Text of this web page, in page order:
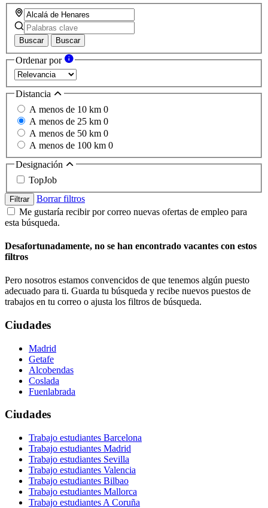
Buscar Buscar
Ordenar por
Distancia
A menos de 10 km 0
A menos de 25 km 0
A menos de 50 km 0
A menos de 100 km 0
Designación
TopJob
Filtrar
Borrar filtros
Me gustaría recibir por correo nuevas ofertas de empleo para
esta búsqueda.
Desafortunadamente, no se han encontrado vacantes con estos
filtros
Pero nosotros estamos convencidos de que tenemos algún puesto
adecuado para ti. Guarda tu búsqueda y recibe nuevos puestos de
trabajos en tu correo o ajusta los filtros de búsqueda.
Ciudades
Madrid
Getafe
Alcobendas
Coslada
Fuenlabrada
Ciudades
Trabajo estudiantes Barcelona
Trabajo estudiantes Madrid
Trabajo estudiantes Sevilla
Trabajo estudiantes Valencia
Trabajo estudiantes Bilbao
Trabajo estudiantes Mallorca
Trabajo estudiantes A Coruña